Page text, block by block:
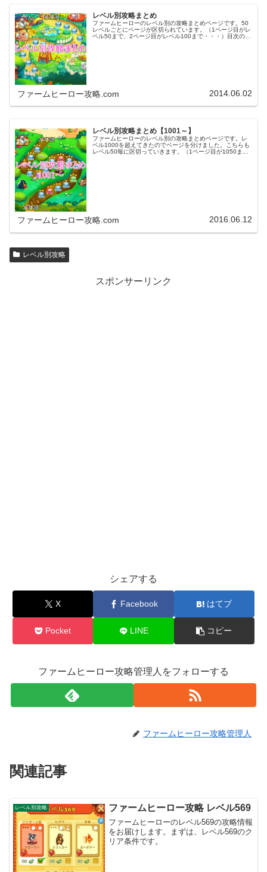
レベル別攻略まとめ
ファームヒーローのレベル別の攻略まとめページです。50
レベルごとにページが区切られています。（1ページ目がレ
ベル50まで、2ページ目がレベル100まで・・・）目次のリ
ファームヒーロー攻略.com 2014.06.02
レベル別攻略まとめ【1001～】
ファームヒーローのレベル別の攻略まとめページです。レ
ベル1000を超えてきたのでページを分けました。こちらも
レベル50毎に区切っていきます。（1ページ目が1050ま
ファームヒーロー攻略.com 2016.06.12
レベル別攻略
スポンサーリンク
シェアする
X Facebook はてブ
Pocket LINE コピー
ファームヒーロー攻略管理人をフォローする
ファームヒーロー攻略管理人
関連記事
レベル別攻略 ファームヒーロー攻略 レベル569
ファームヒーローのレベル569の攻略情報
をお届けします。まずは、レベル569のク
リア条件です。